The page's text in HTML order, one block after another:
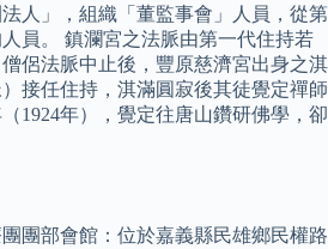
人」，組織「董監事會」人員，從第
員。 鎮瀾宮之法脈由第一代住持若
侶法脈中止後，豐原慈濟宮出身之淇
接任住持，淇滿圓寂後其徒覺定禪師
1924年），覺定往唐山鑽研佛學，卻
團部會館：位於嘉義縣民雄鄉民權路